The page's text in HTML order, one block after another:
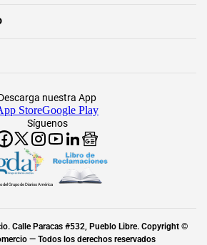
Síguenos
nuestra App
StoreGoogle Play
del Grupo de Diarios América
Calle Paracas #532, Pueblo Libre. Copyright ©
— Todos los derechos reservados